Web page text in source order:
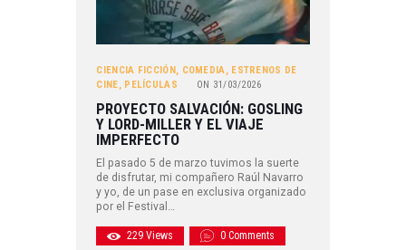
CIENCIA FICCIÓN, COMEDIA, ESTRENOS DE
CINE, PELÍCULAS ON 31/03/2026
PROYECTO SALVACIÓN: GOSLING
Y LORD-MILLER Y EL VIAJE
IMPERFECTO
El pasado 5 de marzo tuvimos la suerte
de disfrutar, mi compañero Raúl Navarro
y yo, de un pase en exclusiva organizado
por el Festival…
229 Views 0 Comments